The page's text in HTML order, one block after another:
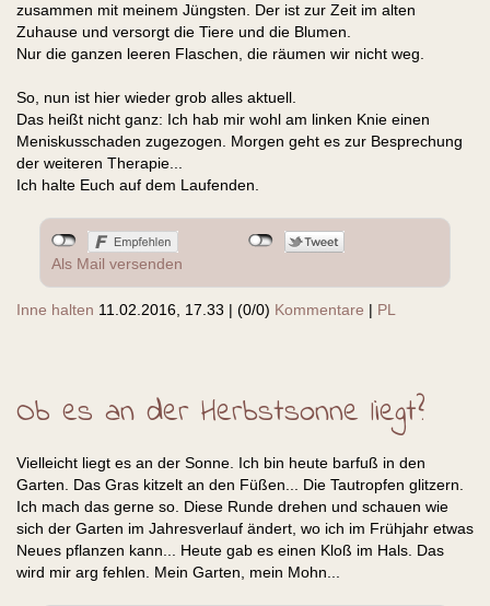
zusammen mit meinem Jüngsten. Der ist zur Zeit im alten
Zuhause und versorgt die Tiere und die Blumen.
Nur die ganzen leeren Flaschen, die räumen wir nicht weg.
So, nun ist hier wieder grob alles aktuell.
Das heißt nicht ganz: Ich hab mir wohl am linken Knie einen
Meniskusschaden zugezogen. Morgen geht es zur Besprechung
der weiteren Therapie...
Ich halte Euch auf dem Laufenden.
Als Mail versenden
Inne halten 11.02.2016, 17.33 | (0/0) Kommentare | PL
Ob es an der Herbstsonne liegt?
Vielleicht liegt es an der Sonne. Ich bin heute barfuß in den
Garten. Das Gras kitzelt an den Füßen... Die Tautropfen glitzern.
Ich mach das gerne so. Diese Runde drehen und schauen wie
sich der Garten im Jahresverlauf ändert, wo ich im Frühjahr etwas
Neues pflanzen kann... Heute gab es einen Kloß im Hals. Das
wird mir arg fehlen. Mein Garten, mein Mohn...